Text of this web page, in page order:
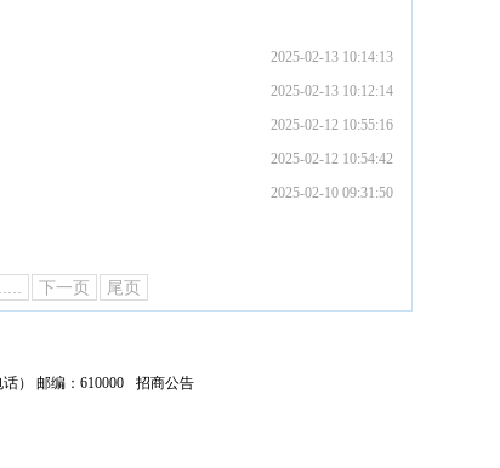
2025-02-13 10:14:13
2025-02-13 10:12:14
2025-02-12 10:55:16
2025-02-12 10:54:42
2025-02-10 09:31:50
下一页 尾页
） 邮编：610000
招商公告